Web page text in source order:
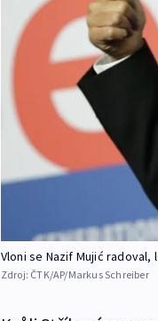
Vloni se Nazif Mujić
Zdroj: ČTK/AP/Markus Schreiber